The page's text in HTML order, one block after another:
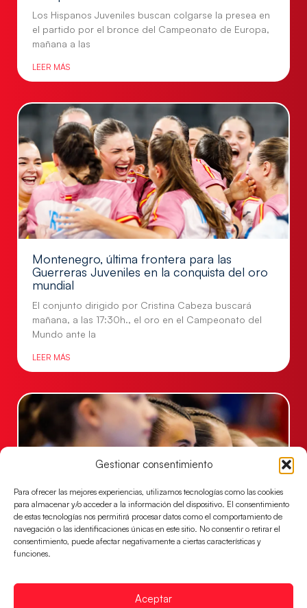
Gestionar consentimiento
Para ofrecer las mejores experiencias, utilizamos tecnologías como las cookies
para almacenar y/o acceder a la información del dispositivo. El consentimiento
de estas tecnologías nos permitirá procesar datos como el comportamiento de
navegación o las identificaciones únicas en este sitio. No consentir o retirar el
consentimiento, puede afectar negativamente a ciertas características y
funciones.
Aceptar
Los Hispanos Juveniles buscan colgarse la presea en
el partido por el bronce del Campeonato de Europa,
mañana a las
LEER MÁS
Montenegro, última frontera para las
Guerreras Juveniles en la conquista del oro
mundial
El conjunto dirigido por Cristina Cabeza buscará
mañana, a las 17:30h., el oro en el Campeonato del
Mundo ante la
LEER MÁS
Las Guerreras Juveniles lucharán por el oro
El conjunto dirigido por Cristina Cabeza se lleva la
victoria en las semifinales contra Egipto y luchará por